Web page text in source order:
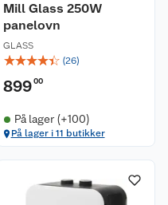
Mill Glass 250W
panelovn
GLASS
☆☆☆☆☆ (26)
89900
På lager (+100)
På lager i 11 butikker